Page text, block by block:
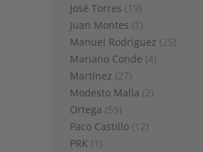
José Torres (19)
Juan Montes (1)
Manuel Rodríguez (25)
Mariano Conde (4)
Martínez (27)
Modesto Malla (2)
Ortega (59)
Paco Castillo (12)
PRK (1)